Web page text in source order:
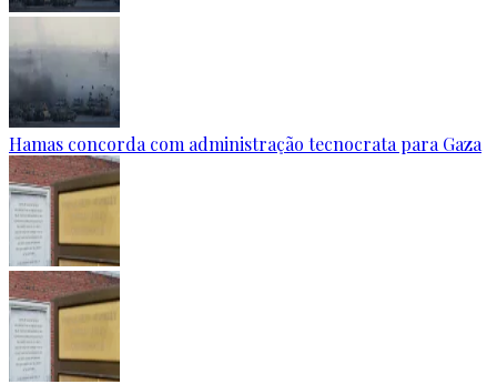
Hamas concorda com administração tecnocrata para Gaza